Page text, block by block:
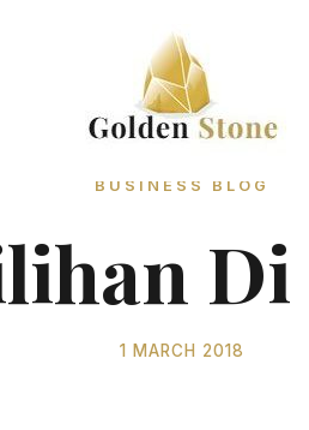
BUSINESS BLOG
Di
1 MARCH 2018